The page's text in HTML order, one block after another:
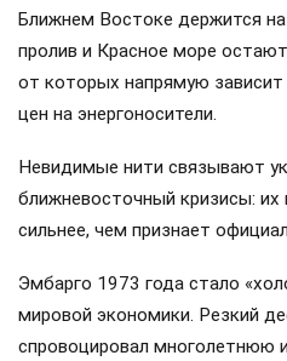
Ближнем Востоке держится
пролив и Красное море
от которых напрямую
цен на энергоносители.
Невидимые нити связывают
ближневосточный кризисы: их
сильнее, чем признает
Эмбарго 1973 года стало
мировой экономики. Резкий
спровоцировал многолетнюю